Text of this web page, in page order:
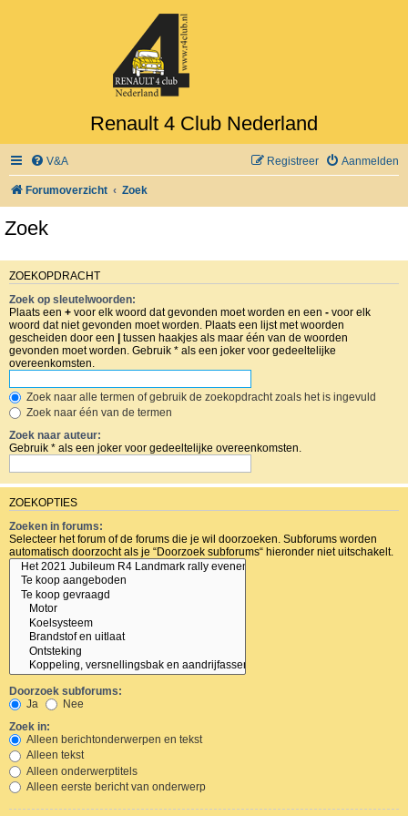
Renault 4 Club Nederland
V&A Aanmelden
Registreer
Forumoverzicht Zoek
Zoek
ZOEKOPDRACHT
Zoek op sleutelwoorden:
Plaats een + voor elk woord dat gevonden moet worden en een - voor elk
woord dat niet gevonden moet worden. Plaats een lijst met woorden
gescheiden door een | tussen haakjes als maar één van de woorden
gevonden moet worden. Gebruik * als een joker voor gedeeltelijke
overeenkomsten.
Zoek naar alle termen of gebruik de zoekopdracht zoals het is ingevuld
Zoek naar één van de termen
Zoek naar auteur:
Gebruik * als een joker voor gedeeltelijke overeenkomsten.
ZOEKOPTIES
Zoeken in forums:
Selecteer het forum of de forums die je wil doorzoeken. Subforums worden
automatisch doorzocht als je “Doorzoek subforums“ hieronder niet uitschakelt.
Doorzoek subforums:
Ja
Nee
Zoek in:
Alleen berichtonderwerpen en tekst
Alleen tekst
Alleen onderwerptitels
Alleen eerste bericht van onderwerp